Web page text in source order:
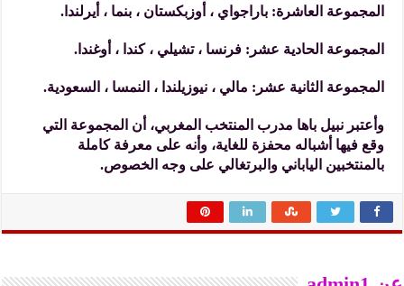
المجموعة العاشرة: باراجواي ، أوزبكستان ، بنما ، أيرلندا.
المجموعة الحادية عشر: فرنسا ، تشيلي ، كندا ، أوغندا.
المجموعة الثانية عشر: مالي ، نيوزيلندا ، النمسا ، السعودية.
وأعتبر نبيل باها مدرب المنتخب المغربي، أن المجموعة التي
وقع فيها أشباله محفزة للغاية، وأنه على معرفة كاملة
بالمنتخبين الياباني والبرتغالي على وجه الخصوص.